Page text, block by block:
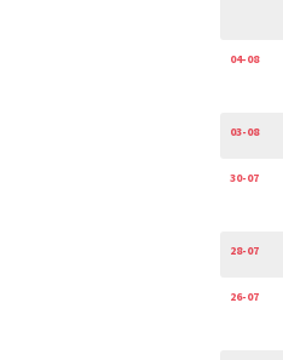
04-08
03-08
30-07
28-07
26-07